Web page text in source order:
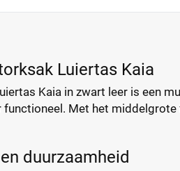
Luiertas Kaia
Kaia in zwart leer is een
functioneel. Met het
duurzaamheid